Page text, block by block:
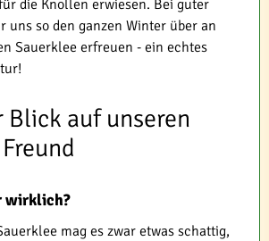
die Knollen erwiesen. Bei guter
uns so den ganzen Winter über an
Sauerklee erfreuen - ein echtes
Blick auf unseren
wirklich?
mag es zwar etwas schattig,